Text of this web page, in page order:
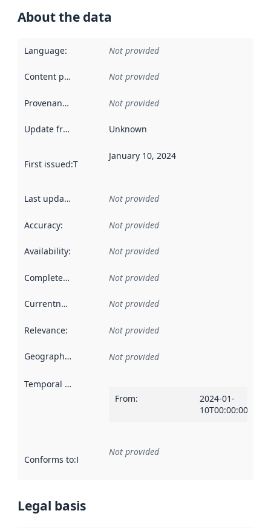
About the data
Language: Not provided
Content providers Not provided
Provenance Not provided
Update frequency Unknown
First issued:This date indicates when the data in this
January 10, 2024
Last updated Not provided
Accuracy: Not provided
Availability: Not provided
Completeness Not provided
Currentness Not provided
Relevance: Not provided
Geographical scope Not provided
Temporal scope
From:
2024-01-
10T00:00:00Z
Conforms to:Reference to an implementation rule or other
Not provided
Legal basis